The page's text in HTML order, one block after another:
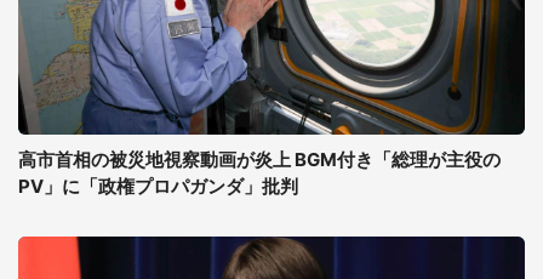
高市首相の被災地視察動画が炎上 BGM付き「総理が主役の
PV」に「政権プロパガンダ」批判